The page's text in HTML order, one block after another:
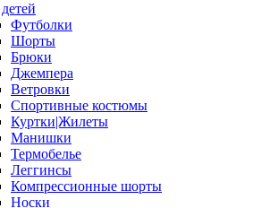
Футболки
Шорты
Брюки
Джемпера
Ветровки
Спортивные костюмы
Куртки|Жилеты
Манишки
Термобелье
Леггинсы
Компрессионные шорты
Носки